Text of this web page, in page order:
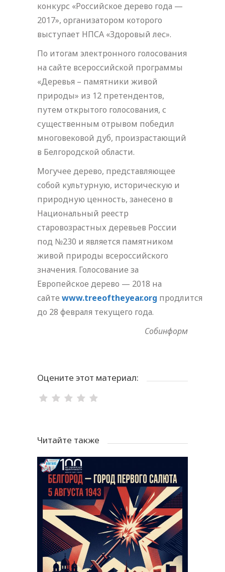
конкурс «Российское дерево года —
2017», организатором которого
выступает НПСА «Здоровый лес».
По итогам электронного голосования
на сайте всероссийской программы
«Деревья – памятники живой
природы» из 12 претендентов,
путем открытого голосования, с
существенным отрывом победил
многовековой дуб, произрастающий
в Белгородской области.
Могучее дерево, представляющее
собой культурную, историческую и
природную ценность, занесено в
Национальный реестр
старовозрастных деревьев России
под №230 и является памятником
живой природы всероссийского
значения. Голосование за
Европейское дерево — 2018 на
сайте www.treeoftheyear.org продлится
до 28 февраля текущего года.
Собинформ
Оцените этот материал:
Читайте также